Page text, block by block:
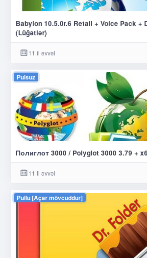
Babylon 10.5.0r.6 Retail + Voice Pack +
(Lüğətlər)
11 il əvvəl
Pulsuz
Полиглот 3000 / Polyglot 3000 3.79 +
11 il əvvəl
Pullu [Açar mövcuddur]